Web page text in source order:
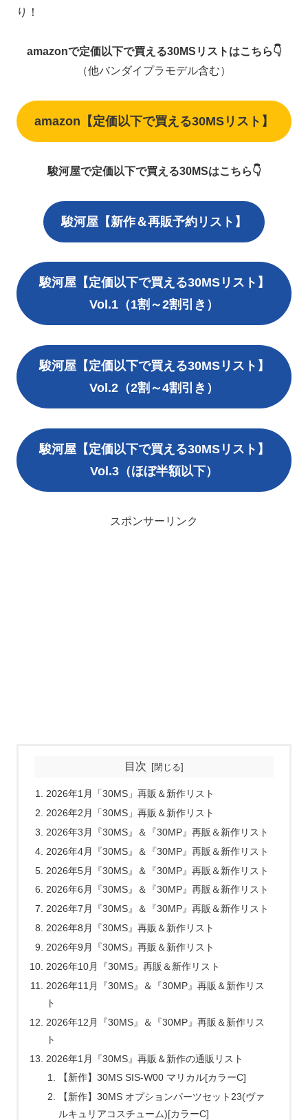
り！
amazonで定価以下で買える30MSリストはこちら👇
（他バンダイプラモデル含む）
amazon【定価以下で買える30MSリスト】
駿河屋で定価以下で買える30MSはこちら👇
駿河屋【新作＆再販予約リスト】
駿河屋【定価以下で買える30MSリスト】
Vol.1（1割～2割引き）
駿河屋【定価以下で買える30MSリスト】
Vol.2（2割～4割引き）
駿河屋【定価以下で買える30MSリスト】
Vol.3（ほぼ半額以下）
スポンサーリンク
目次
2026年1月「30MS」再販＆新作リスト
2026年2月「30MS」再販＆新作リスト
2026年3月『30MS』＆『30MP』再販＆新作リスト
2026年4月『30MS』＆『30MP』再販＆新作リスト
2026年5月『30MS』＆『30MP』再販＆新作リスト
2026年6月『30MS』＆『30MP』再販＆新作リスト
2026年7月『30MS』＆『30MP』再販＆新作リスト
2026年8月『30MS』再販＆新作リスト
2026年9月『30MS』再販＆新作リスト
2026年10月『30MS』再販＆新作リスト
2026年11月『30MS』＆『30MP』再販＆新作リス
ト
2026年12月『30MS』＆『30MP』再販＆新作リス
ト
2026年1月『30MS』再販＆新作の通販リスト
【新作】30MS SIS-W00 マリカル[カラーC]
【新作】30MS オプションパーツセット23(ヴァ
ルキュリアコスチューム)[カラーC]